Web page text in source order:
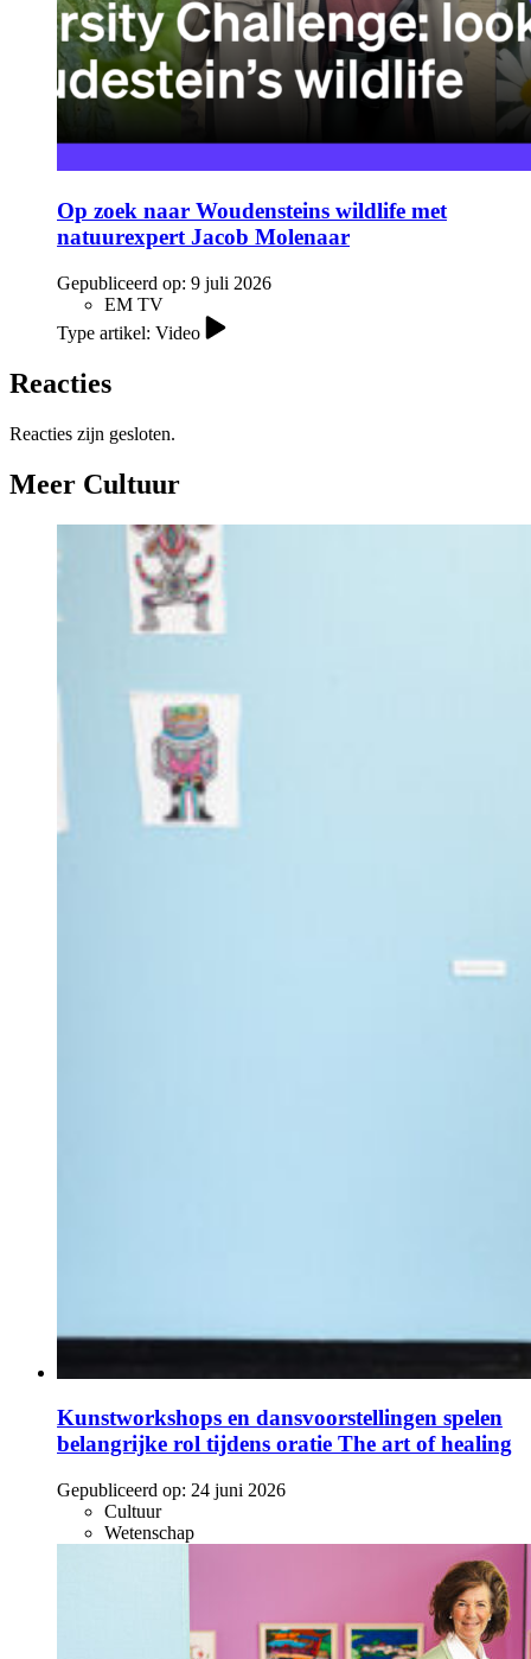
Op zoek naar Woudensteins wildlife met
natuurexpert Jacob Molenaar
Gepubliceerd op: 9 juli 2026
EM TV
Type artikel: Video
Reacties
Reacties zijn gesloten.
Meer Cultuur
Kunstworkshops en dansvoorstellingen spelen
belangrijke rol tijdens oratie The art of healing
Gepubliceerd op: 24 juni 2026
Cultuur
Wetenschap